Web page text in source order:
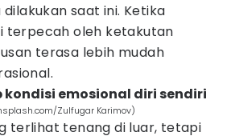
saat ini. Ketika
terpecah oleh ketakutan
terasa lebih mudah
emosional diri sendiri
Zulfugar Karimov)
terlihat tenang di luar, tetapi